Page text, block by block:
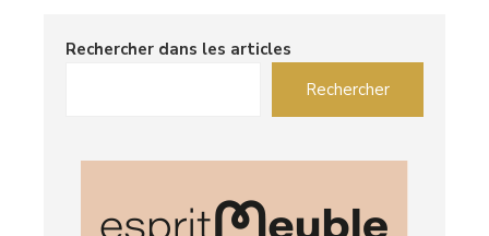
Rechercher dans les articles
Rechercher